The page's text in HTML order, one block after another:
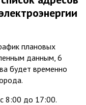
плановых
данным, 6
будет временно
8:00 до 17:00.